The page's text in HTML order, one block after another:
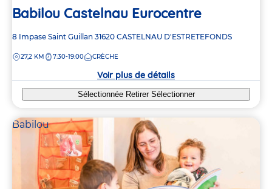
Babilou Castelnau Eurocentre
Adresse
la
8 Impase Saint Guillan 31620 CASTELNAU D'ESTRETEFONDS
DISTANCE
27,2 KM 7:30-19:00 CRÈCHE
Voir plus de détails
Sélectionnée Retirer Sélectionner
Babilou